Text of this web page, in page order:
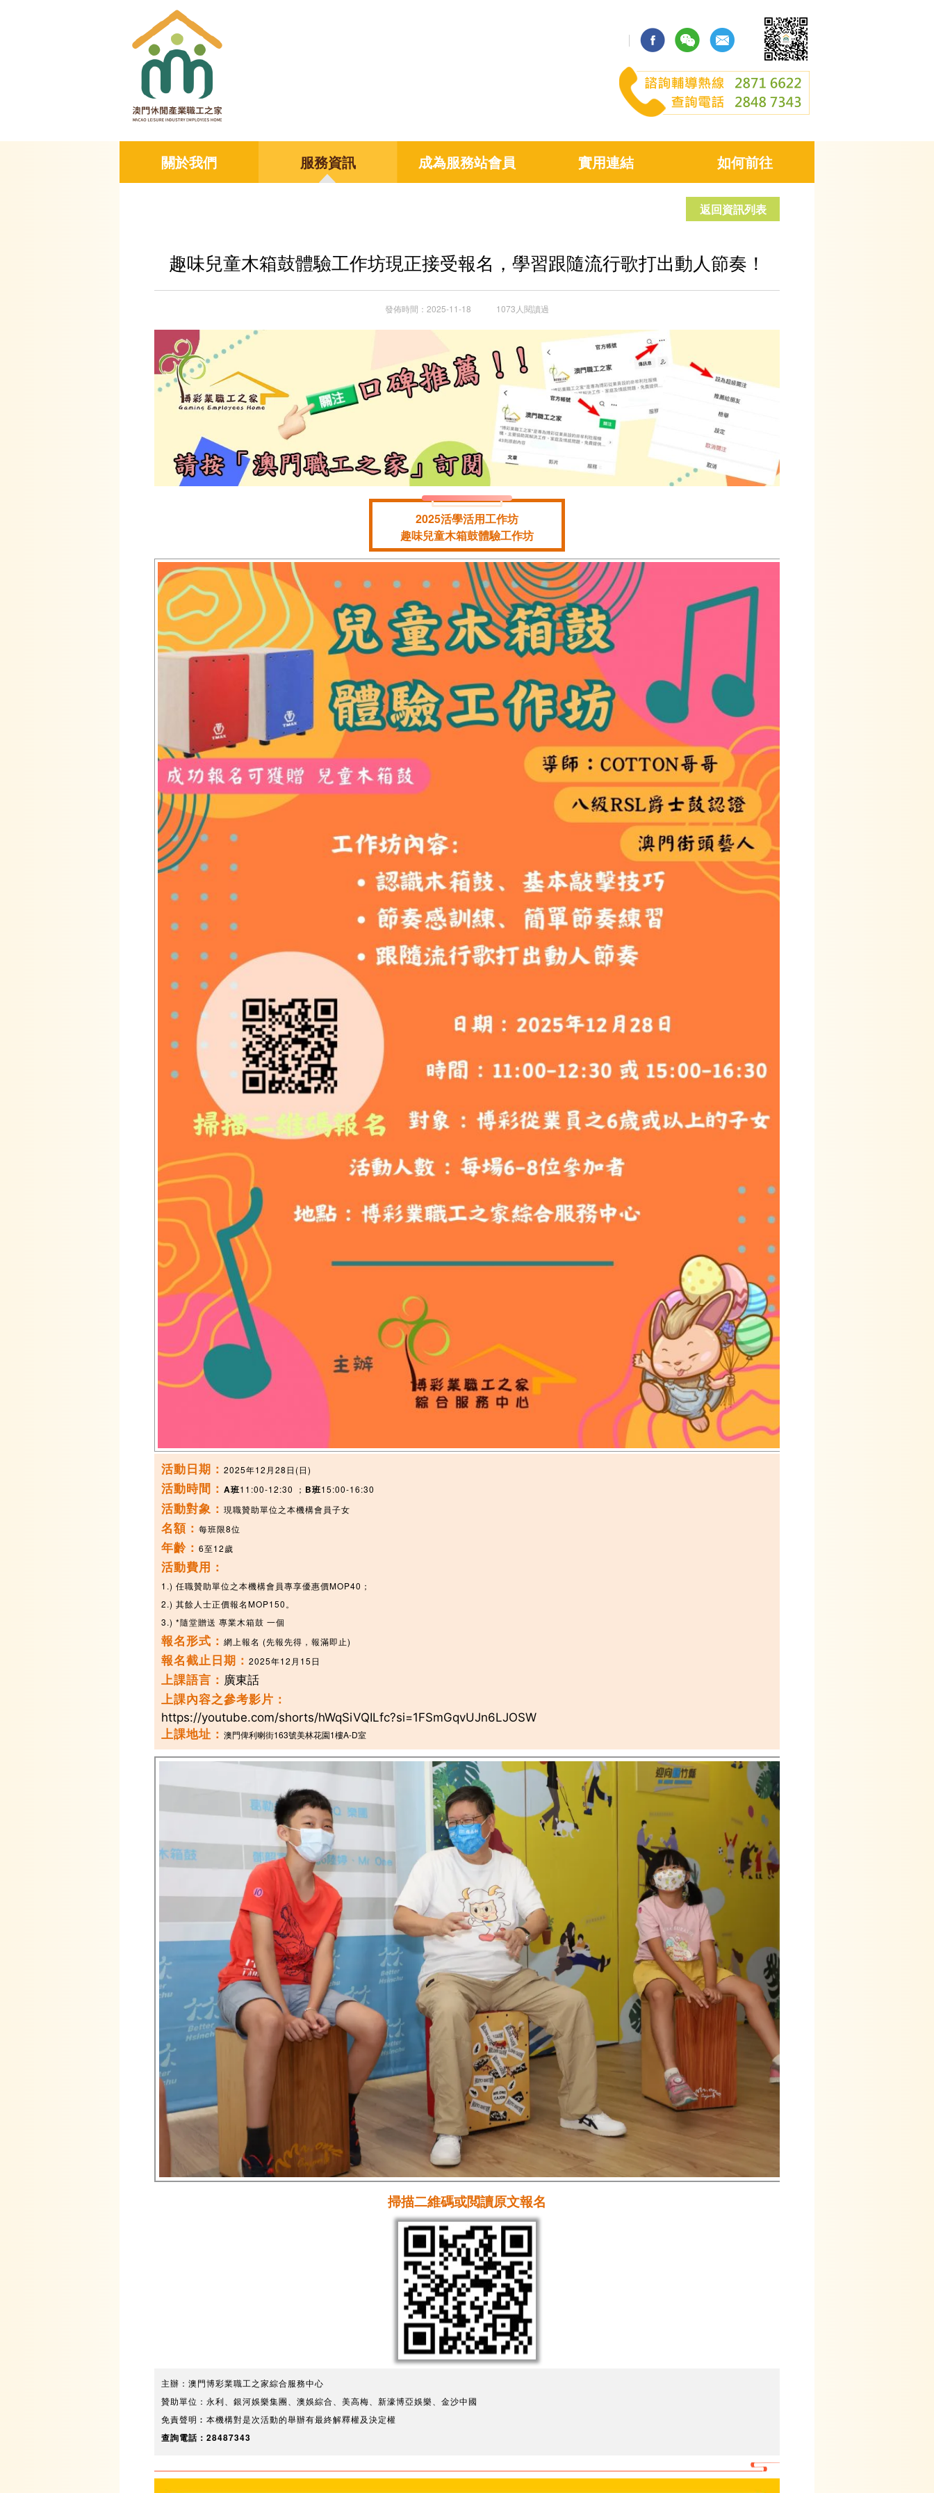
關於我們 服務資訊 成為服務站會員 實用連結 如何前往
返回資訊列表
趣味兒童木箱鼓體驗工作坊現正接受報名，學習跟隨流行歌打出動人節奏！
發佈時間：2025-11-18 1073人閱讀過
2025活學活用工作坊
趣味兒童木箱鼓體驗工作坊
活動日期： 2025年12月28日(日)
活動時間： A班11:00-12:30 ； B班15:00-16:30
活動對象： 現職贊助單位之本機構會員子女
名額： 每班限8位
年齡： 6至12歲
活動費用：
1.) 任職贊助單位之本機構會員專享優惠價MOP40；
2.) 其餘人士正價報名MOP150。
3.) *隨堂贈送 專業木箱鼓 一個
報名形式： 網上報名 (先報先得，報滿即止)
報名截止日期： 2025年12月15日
上課語言： 廣東話
上課內容之參考影片：
https://youtube.com/shorts/hWqSiVQILfc?si=1FSmGqvUJn6LJOSW
上課地址： 澳門俾利喇街163號美林花園1樓A-D室
掃描二維碼或閲讀原文報名
主辦：澳門博彩業職工之家綜合服務中心
贊助單位：永利、銀河娛樂集團、澳娛綜合、美高梅、新濠博亞娛樂、金沙中國
免責聲明︰本機構對是次活動的舉辦有最終解釋權及決定權
查詢電話：28487343